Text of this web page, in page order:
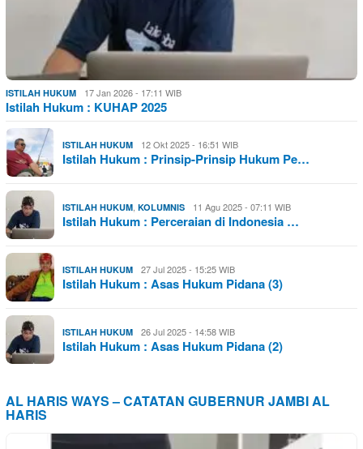
ISTILAH HUKUM 17 Jan 2026 - 17:11 WIB
Istilah Hukum : KUHAP 2025
ISTILAH HUKUM 12 Okt 2025 - 16:51 WIB
Istilah Hukum : Prinsip-Prinsip Hukum Pe…
ISTILAH HUKUM KOLUMNIS 11 Agu 2025 - 07:11 WIB
Istilah Hukum : Perceraian di Indonesia …
ISTILAH HUKUM 27 Jul 2025 - 15:25 WIB
Istilah Hukum : Asas Hukum Pidana (3)
ISTILAH HUKUM 26 Jul 2025 - 14:58 WIB
Istilah Hukum : Asas Hukum Pidana (2)
AL HARIS WAYS – CATATAN GUBERNUR JAMBI AL
HARIS